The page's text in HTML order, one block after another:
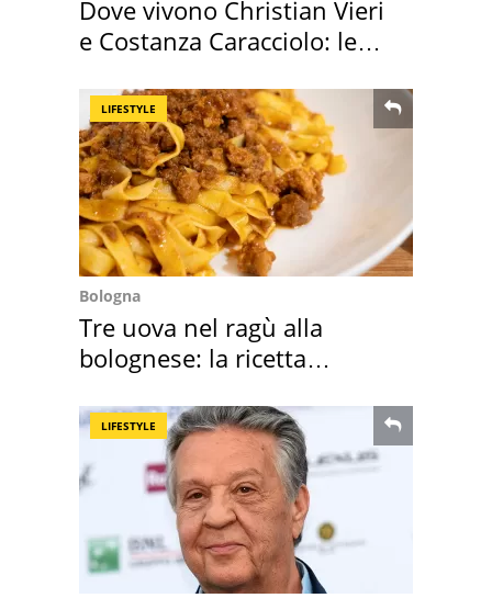
Dove vivono Christian Vieri
e Costanza Caracciolo: le
LIFESTYLE
Bologna
Tre uova nel ragù alla
bolognese: la ricetta
LIFESTYLE